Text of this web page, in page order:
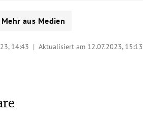
Mehr aus Medien
14:43 | Aktualisiert am 12.07.2023, 15:13